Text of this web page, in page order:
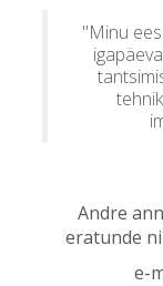
"Minu
Andre
eratunde
e-